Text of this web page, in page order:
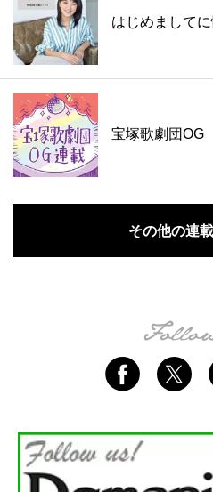
はじめましてに
宝塚歌劇団OG
その他の連